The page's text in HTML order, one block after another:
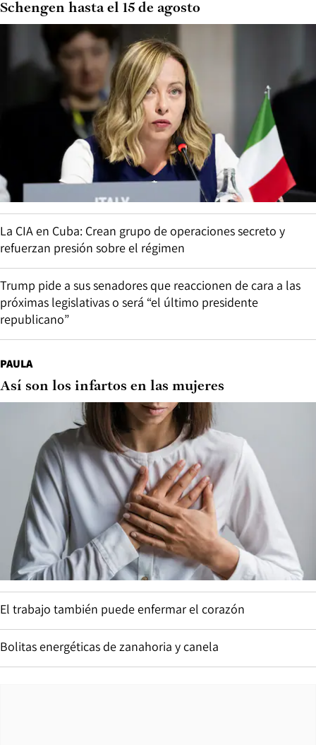
Schengen hasta el 15 de agosto
La CIA en Cuba: Crean grupo de operaciones secreto y
refuerzan presión sobre el régimen
Trump pide a sus senadores que reaccionen de cara a las
próximas legislativas o será “el último presidente
republicano”
PAULA
Así son los infartos en las mujeres
El trabajo también puede enfermar el corazón
Bolitas energéticas de zanahoria y canela